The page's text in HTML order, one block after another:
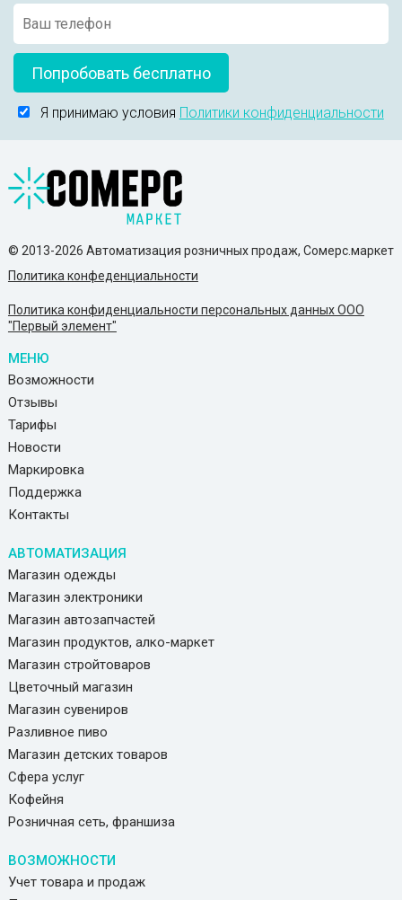
Попробовать бесплатно
Я принимаю условия Политики конфиденциальности
© 2013-2026 Автоматизация розничных продаж, Сомерс.маркет
Политика конфеденциальности
Политика конфиденциальности персональных данных ООО
"Первый элемент"
МЕНЮ
Возможности
Отзывы
Тарифы
Новости
Маркировка
Поддержка
Контакты
АВТОМАТИЗАЦИЯ
Магазин одежды
Магазин электроники
Магазин автозапчастей
Магазин продуктов, алко-маркет
Магазин стройтоваров
Цветочный магазин
Магазин сувениров
Разливное пиво
Магазин детских товаров
Сфера услуг
Кофейня
Розничная сеть, франшиза
ВОЗМОЖНОСТИ
Учет товара и продаж